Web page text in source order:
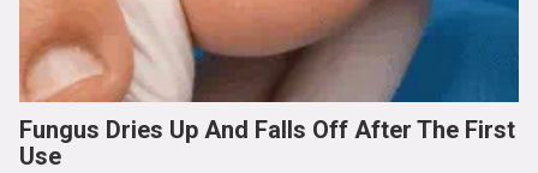
Fungus Dries Up And Falls Off After The First
Use